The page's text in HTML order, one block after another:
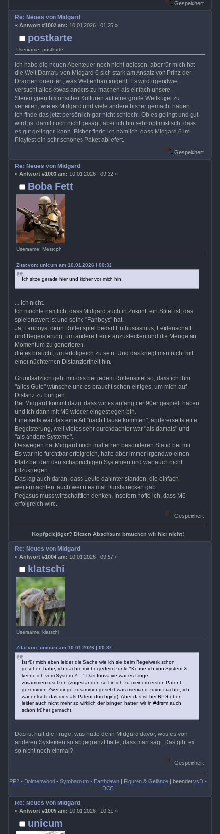
Gespeichert
postkarte
Username: postkarte
Re: Neues von Midgard
« Antwort #1002 am: 10.01.2026 | 01:25 »
Ich habe die neuen Abenteuer noch nicht gelesen, aber für mich hat
die Welt Damatu von Midgard 6 sich stark am Ansatz von Prinz der
Drachen orientiert, was Weltenbau angeht. Es wird irgendwie
versucht alles etwas anders zu machen als einfach unsere
Stereotypen historischer Kulturen auf eine große Weltkugel zu
verteilen, wie es Midgard und viele andere bisher gemacht haben.
Ich finde das jetzt persönlich gar nicht schlecht. Ob es gelingt und gut
wird, ist damit noch nicht gesagt, aber ich bin sehr optimistisch, dass
es gut gelingen kann. Bisher finde ich nämlich, dass Midgard 6 im
Playtest ein sehr schönes Paket abliefert.
Gespeichert
Boba Fett
Username: Mestoph
Re: Neues von Midgard
« Antwort #1003 am: 10.01.2026 | 09:32 »
Zitat von: unicum am 10.01.2026 | 00:32
Ich sitze gerade hier und kicher vor mich hin.
... ich nicht.
Ich möchte nämlich, dass Midgard auch in Zukunft ein Spiel ist, das
spielenswert ist und seine "Fanboys" hat.
Ja, Fanboys, denn Rollenspiel bedarf Enthusiasmus, Leidenschaft
und Begeisterung, um andere Leute anzustecken und die Menge an
Momentum zu generieren,
die es braucht, um erfolgreich zu sein. Und das kriegt man nicht mit
einer nüchternen Distanziertheit hin.
Grundsätzlich geht mir das bei jedem Rollenspiel so, dass ich ihm
"alles Gute" wünsche und es braucht schon einiges, um mich auf
Distanz zu bringen.
Bei Midgard kommt dazu, dass wir es anfang der 90er gespielt haben
und ich dann mit M5 wieder eingestiegen bin.
Einerseits war das eine Art "nach Hause kommen", andererseits eine
Begeisterung, weil vieles sehr durchdachter war "als damals" und
"als andere Systeme".
Deswegen hat Midgard noch mal einen besonderen Stand bei mir.
Es war nie furchtbar erfolgreich, hatte aber immer irgendwo einen
Platz bei den deutschsprachigen Systemen und war auch nicht
totzukriegen.
Das lag auch daran, dass Leute dahinter standen, die einfach
weitermachten, auch wenn es mal Durststrecken gab.
Pegasus muss wirtschaftlich denken. Insofern hoffe ich, dass M6
erfolgreich wird.
Gespeichert
Kopfgeldjäger? Diesen Abschaum brauchen wir hier nicht!
klatschi
Username: klatschi
Re: Neues von Midgard
« Antwort #1004 am: 10.01.2026 | 09:57 »
Zitat von: unicum am 10.01.2026 | 00:32
Ist für mich eben leider die Sache wie ich sie beim Regelwerk schon
gesehen habe, ich dachte mir bei jedem Punkt "Kenne ich von System X,
kenne ich vom System Y,..." Das Inovative war es Dinge
zusammenzusetzen (zugestanden so bin ich zu meinem ersten Patent
gekommen Zwei dinge zusammengesetzt was miemand zuvor machte, ich
war entsetz das dies als Patent durchging). Aber das ist bei RPG eben
leider auch nicht mehr so wirklich der bringer, hatten wir in #drsrm auch
schon früher gemacht.
Das ist halt die Frage, was hatte denn Midgard davor, was es von
anderen Systemen so abgegrenzt hätte, dass man sagt: Das gibt es
so nicht noch einmal?
Gespeichert
PF2- Dolmenwood- Symbaroum- Earthdawn| Figuren & Gelände| beendet vsD-
DCC
unicum
Re: Neues von Midgard
« Antwort #1005 am: 10.01.2026 | 10:31 »